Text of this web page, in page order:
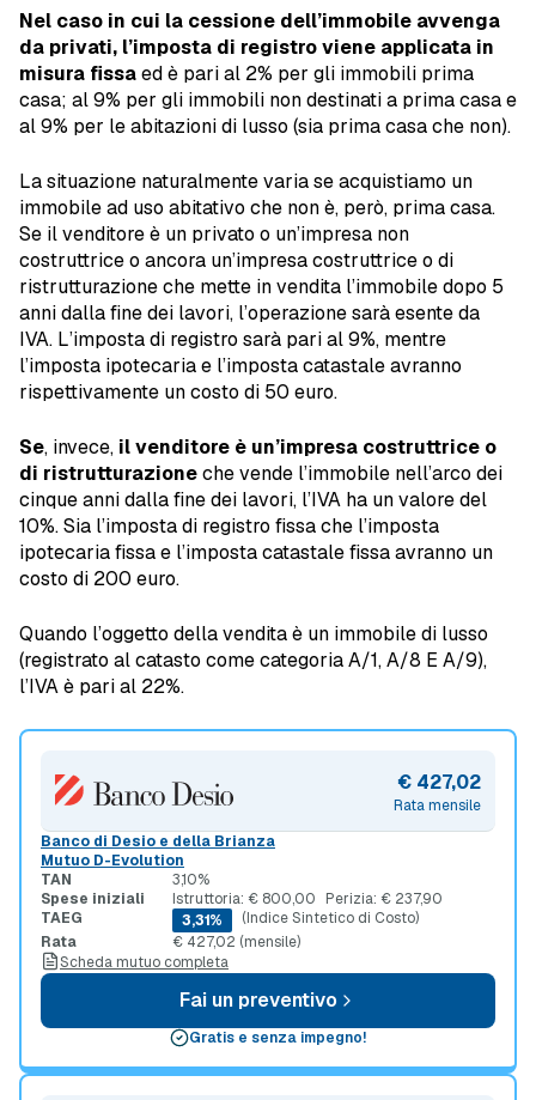
Nel caso in cui la cessione dell’immobile avvenga
da privati, l’imposta di registro viene applicata in
misura fissaed è pari al 2% per gli immobili prima
casa; al 9% per gli immobili non destinati a prima casa e
al 9% per le abitazioni di lusso (sia prima casa che non).
La situazione naturalmente varia se acquistiamo un
immobile ad uso abitativo che non è, però, prima casa.
Se il venditore è un privato o un’impresa non
costruttrice o ancora un’impresa costruttrice o di
ristrutturazione che mette in vendita l’immobile dopo 5
anni dalla fine dei lavori, l’operazione sarà esente da
IVA. L’imposta di registro sarà pari al 9%, mentre
l’imposta ipotecaria e l’imposta catastale avranno
rispettivamente un costo di 50 euro.
Se, invece, il venditore è un’impresa costruttrice o
di ristrutturazioneche vende l’immobile nell’arco dei
cinque anni dalla fine dei lavori, l’IVA ha un valore del
10%. Sia l’imposta di registro fissa che l’imposta
ipotecaria fissa e l’imposta catastale fissa avranno un
costo di 200 euro.
Quando l’oggetto della vendita è un immobile di lusso
(registrato al catasto come categoria A/1, A/8 E A/9),
l’IVA è pari al 22%.
Rata mensile
€ 427,02
Banco di Desio e della Brianza
Mutuo D-Evolution
TAN
3,10%
Spese iniziali
Istruttoria: € 800,00
Perizia: € 237,90
TAEG
3,31%
(Indice Sintetico di Costo)
Rata
€ 427,02 (mensile)
Scheda mutuo completa
Fai un preventivo
Gratis e senza impegno!